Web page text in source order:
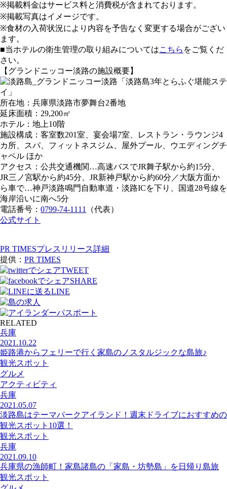
※掲載料金はサービス料と消費税が含まれております。
※掲載写真はイメージです。
※食材の入荷状況により内容を予告なく変更する場合がござい
ます。
■当ホテルの衛生管理の取り組みについてはこちら をご覧くだ
さい。
【グランドニッコー淡路の施設概要】
所在地：兵庫県淡路市夢舞台2番地
延床面積：29,200㎡
ホテル：地上10階
施設構成：客室数201室、宴会場7室、レストラン・ラウンジ4
カ所、スパ、フィットネスジム、屋外プール、ウエディングチ
ャペル ほか
アクセス：公共交通機関…高速バスでJR舞子駅から約15分、
JR三ノ宮駅から約45分、JR新神戸駅から約60分／大阪方面か
ら車で…神戸淡路鳴門自動車道・淡路ICを下り、国道28号線を
海岸沿いに南へ5分
電話番号： 0799-74-1111
（代表）
公式サイト
PR TIMESプレスリリース詳細
提供： PR TIMES
TWEET
SHARE
LINE
RELATED
兵庫
2021.10.22
姫路港からフェリーで行く家島のノスタルジックな島旅♪
観光スポット
グルメ
アクティビティ
兵庫
2021.05.07
淡路島はテーマパークアイランド！週末ドライブにおすすめの
観光スポット10選！
観光スポット
兵庫
2021.09.10
兵庫県の漁師町！家島諸島の「家島・坊勢島」を日帰り島旅
観光スポット